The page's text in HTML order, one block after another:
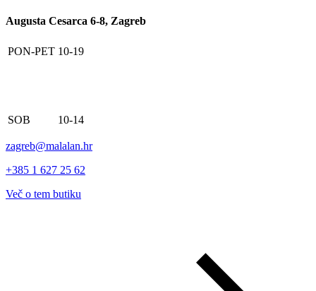
Augusta Cesarca 6-8, Zagreb
PON-PET 10-19
SOB 10-14
zagreb@malalan.hr
+385 1 627 25 62
Več o tem butiku